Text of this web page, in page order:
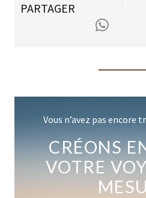
PARTAGER
Vous n’avez pas encore
CRÉONS
VOTRE